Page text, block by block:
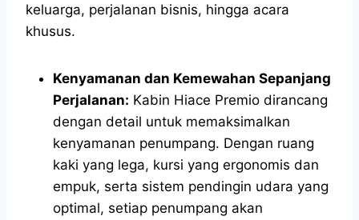
keluarga, perjalanan bisnis, hingga acara
khusus.
Kenyamanan dan Kemewahan Sepanjang
Perjalanan: Kabin Hiace Premio dirancang
dengan detail untuk memaksimalkan
kenyamanan penumpang. Dengan ruang
kaki yang lega, kursi yang ergonomis dan
empuk, serta sistem pendingin udara yang
optimal, setiap penumpang akan